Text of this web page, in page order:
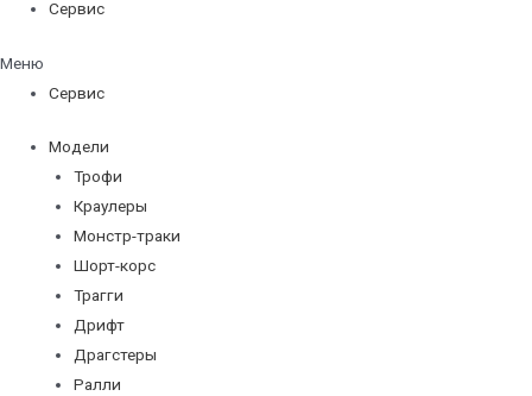
Сервис
Меню
Сервис
Модели
Трофи
Краулеры
Монстр-траки
Шорт-корс
Трагги
Дрифт
Драгстеры
Ралли